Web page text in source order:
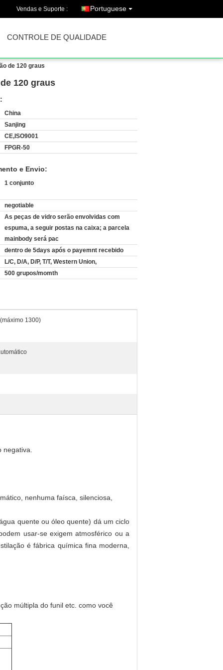
Vendas e Suporte : Portuguese
CONTROLE DE QUALIDADE
de 120 graus
120 graus
China
Sanjing
CE,ISO9001
FPGR-50
e Envio:
1 conjunto
negotiable
As peças de vidro serão envolvidas com
espuma, a seguir postas na caixa; a parcela
mainbody será pac
dentro de 5days após o payemnt recebido
L/C, D/A, D/P, T/T, Western Union,
500 grupos/momth
1300)
nenhuma faísca, silenciosa,
quente ou óleo quente) dá um ciclo
usar-se exigem atmosférico ou a
é fábrica química fina moderna,
múltipla do funil etc. como você